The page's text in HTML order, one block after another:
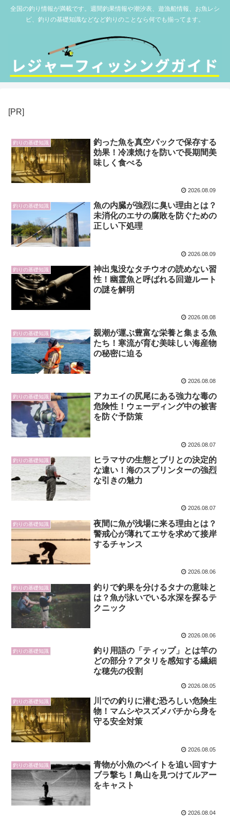
全国の釣り情報が満載です。週間釣果情報や潮汐表、遊漁船情報、お魚レシ
ピ、釣りの基礎知識などなど釣りのことなら何でも揃ってます。
[PR]
釣りの基礎知識
釣った魚を真空パックで保存する
効果！冷凍焼けを防いで長期間美
味しく食べる
2026.08.09
釣りの基礎知識
魚の内臓が強烈に臭い理由とは？
未消化のエサの腐敗を防ぐための
正しい下処理
2026.08.09
釣りの基礎知識
神出鬼没なタチウオの読めない習
性！幽霊魚と呼ばれる回遊ルート
の謎を解明
2026.08.08
釣りの基礎知識
親潮が運ぶ豊富な栄養と集まる魚
たち！寒流が育む美味しい海産物
の秘密に迫る
2026.08.08
釣りの基礎知識
アカエイの尻尾にある強力な毒の
危険性！ウェーディング中の被害
を防ぐ予防策
2026.08.07
釣りの基礎知識
ヒラマサの生態とブリとの決定的
な違い！海のスプリンターの強烈
な引きの魅力
2026.08.07
釣りの基礎知識
夜間に魚が浅場に来る理由とは？
警戒心が薄れてエサを求めて接岸
するチャンス
2026.08.06
釣りの基礎知識
釣りで釣果を分けるタナの意味と
は？魚が泳いでいる水深を探るテ
クニック
2026.08.06
釣りの基礎知識
釣り用語の「ティップ」とは竿の
どの部分？アタリを感知する繊細
な穂先の役割
2026.08.05
釣りの基礎知識
川での釣りに潜む恐ろしい危険生
物！マムシやスズメバチから身を
守る安全対策
2026.08.05
釣りの基礎知識
青物が小魚のベイトを追い回すナ
ブラ撃ち！鳥山を見つけてルアー
をキャスト
2026.08.04